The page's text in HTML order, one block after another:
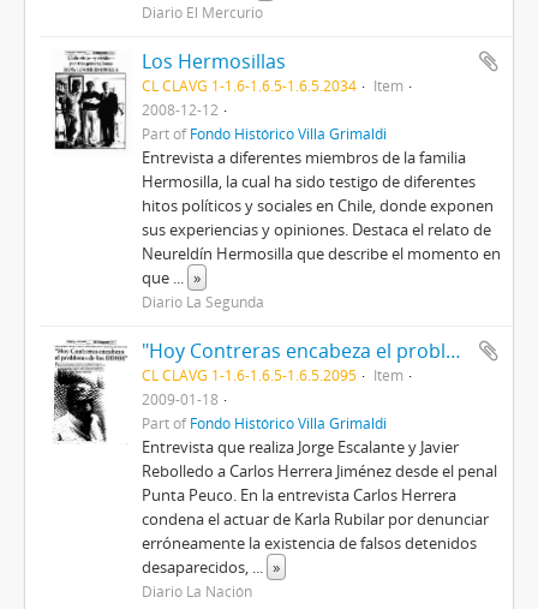
Diario El Mercurio
Los Hermosillas
CL CLAVG 1-1.6-1.6.5-1.6.5.2034
Item
2008-12-12
Part ofFondo Histórico Villa Grimaldi
Entrevista a diferentes miembros de la familia
Hermosilla, la cual ha sido testigo de diferentes
hitos políticos y sociales en Chile, donde exponen
sus experiencias y opiniones. Destaca el relato de
Neureldín Hermosilla que describe el momento en
que ... »
Diario La Segunda
"Hoy Contreras encabeza el problema de los DDHH".
CL CLAVG 1-1.6-1.6.5-1.6.5.2095
Item
2009-01-18
Part ofFondo Histórico Villa Grimaldi
Entrevista que realiza Jorge Escalante y Javier
Rebolledo a Carlos Herrera Jiménez desde el penal
Punta Peuco. En la entrevista Carlos Herrera
condena el actuar de Karla Rubilar por denunciar
erróneamente la existencia de falsos detenidos
desaparecidos, ... »
Diario La Nación